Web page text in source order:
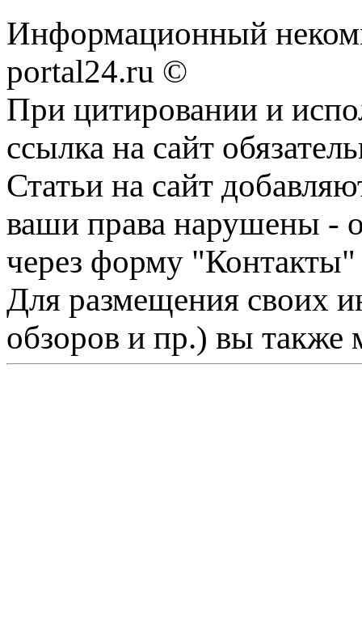
Информационный
portal24.ru ©
При цитировании и
ссылка на сайт
Статьи на сайт
ваши права нарушены -
через форму "Контакты"
Для размещения своих
обзоров и пр.) вы также